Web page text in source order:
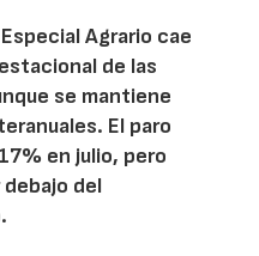
Agrario cae
de las
se mantiene
El paro
en julio, pero
del